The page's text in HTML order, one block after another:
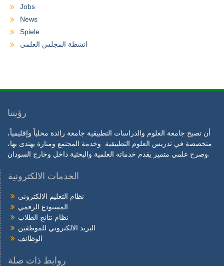
Jobs
News
Spiele
انشطة المجلس العلمي
رؤيتنا
أن تصبح جامعة العلوم والدراسات التطبيقية جامعة رائدة محلياً وإقليمياً،
متخصصة في تدريس العلوم التطبيقية وخدمة المجتمع ومنارة يهتدى بها،
وصرح علمي متميز يقدم خدماته العلمية والبحثية داخل وخارج السودان.
الخدمات الالكترونية
نظام التعليم الالكتروني
المستودع الرقمي
نظام نتائج الطلاب
البريد الالكتروني للموظفين
الوظائف
روابط ذات صلة